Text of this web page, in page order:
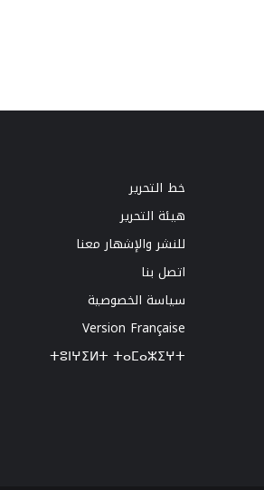
خط التحرير
هيئة التحرير
للنشر والإشهار معنا
اتصل بنا
سياسة الخصوصية
Version Française
ⵜⵓⵏⵖⵉⵍⵜ ⵜⴰⵎⴰⵣⵉⵖⵜ